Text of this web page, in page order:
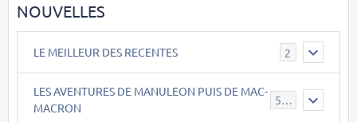
NOUVELLES
LE MEILLEUR DES RECENTES 2
LES AVENTURES DE MANULEON PUIS DE MAC-
MACRON
543